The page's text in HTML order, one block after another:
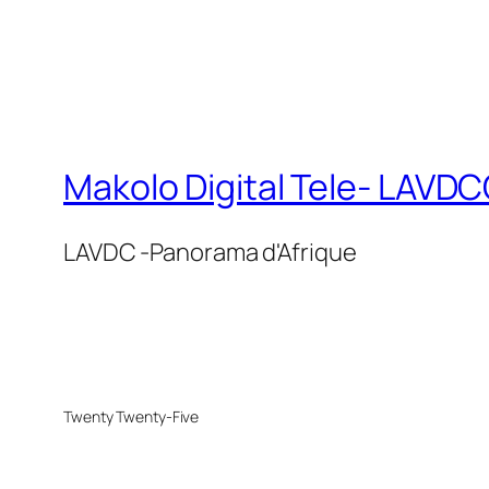
Makolo Digital Tele-
LAVDC -Panorama d'Afrique
Twenty Twenty-Five